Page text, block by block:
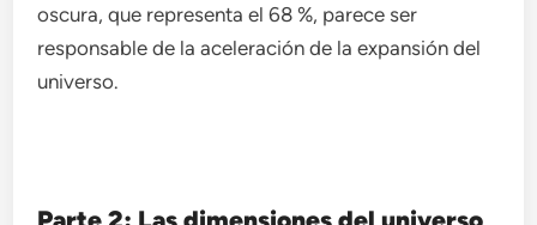
oscura, que representa el 68 %, parece ser
responsable de la aceleración de la expansión del
universo.